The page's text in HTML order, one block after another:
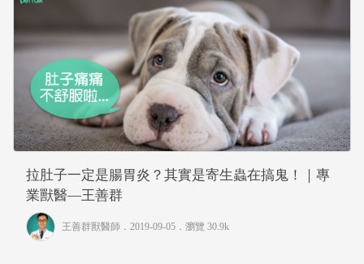
拉肚子一定是腸胃炎？其實是寄生蟲在搞鬼！｜專
業獸醫—王善群
王善群獸醫師 ．2019-09-05． 瀏覽 30.9k